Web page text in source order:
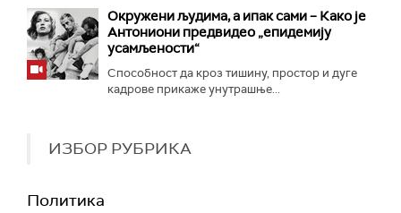
Окружени људима, а ипак сами – Како је
Антониони предвидео „епидемију
усамљености“
Способност да кроз тишину, простор и дуге
кадрове прикаже унутрашње...
ИЗБОР РУБРИКА
Политика